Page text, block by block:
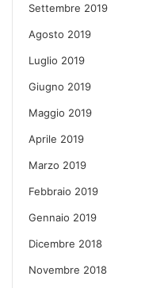
Settembre 2019
Agosto 2019
Luglio 2019
Giugno 2019
Maggio 2019
Aprile 2019
Marzo 2019
Febbraio 2019
Gennaio 2019
Dicembre 2018
Novembre 2018